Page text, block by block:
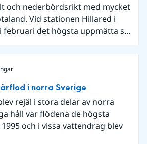
och nederbördsrikt med mycket
Vid stationen Hillared i
februari det högsta uppmätta s...
i norra Sverige
rejäl i stora delar av norra
håll var flödena de högsta
och i vissa vattendrag blev